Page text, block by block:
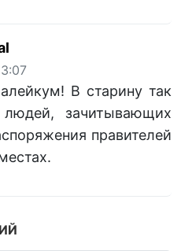
В старину так
людей, зачитывающих
правителей